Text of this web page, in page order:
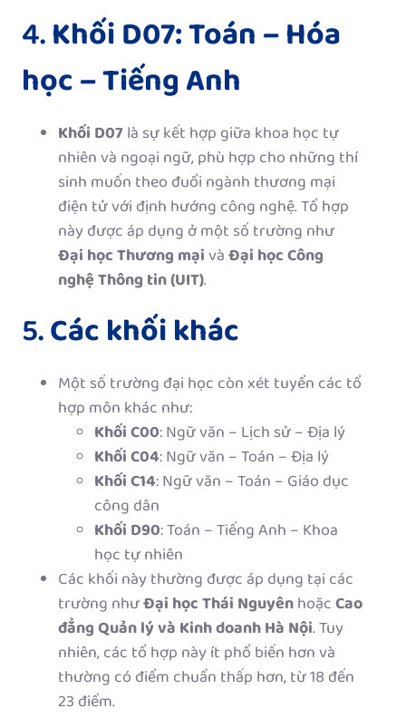
4.Khối D07: Toán – Hóa
học – Tiếng Anh
Khối D07là sự kết hợp giữa khoa học tự
nhiên và ngoại ngữ, phù hợp cho những thí
sinh muốn theo đuổi ngành thương mại
điện tử với định hướng công nghệ. Tổ hợp
này được áp dụng ở một số trường như
Đại học Thương mạivàĐại học Công
nghệ Thông tin (UIT).
5.Các khối khác
Một số trường đại học còn xét tuyển các tổ
hợp môn khác như:
Khối C00: Ngữ văn – Lịch sử – Địa lý
Khối C04: Ngữ văn – Toán – Địa lý
Khối C14: Ngữ văn – Toán – Giáo dục
công dân
Khối D90: Toán – Tiếng Anh – Khoa
học tự nhiên
Các khối này thường được áp dụng tại các
trường nhưĐại học Thái NguyênhoặcCao
đẳng Quản lý và Kinh doanh Hà Nội. Tuy
nhiên, các tổ hợp này ít phổ biến hơn và
thường có điểm chuẩn thấp hơn, từ 18 đến
23 điểm.